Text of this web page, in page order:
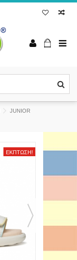
JUNIOR
ΈΚΠΤΩΣΗ!